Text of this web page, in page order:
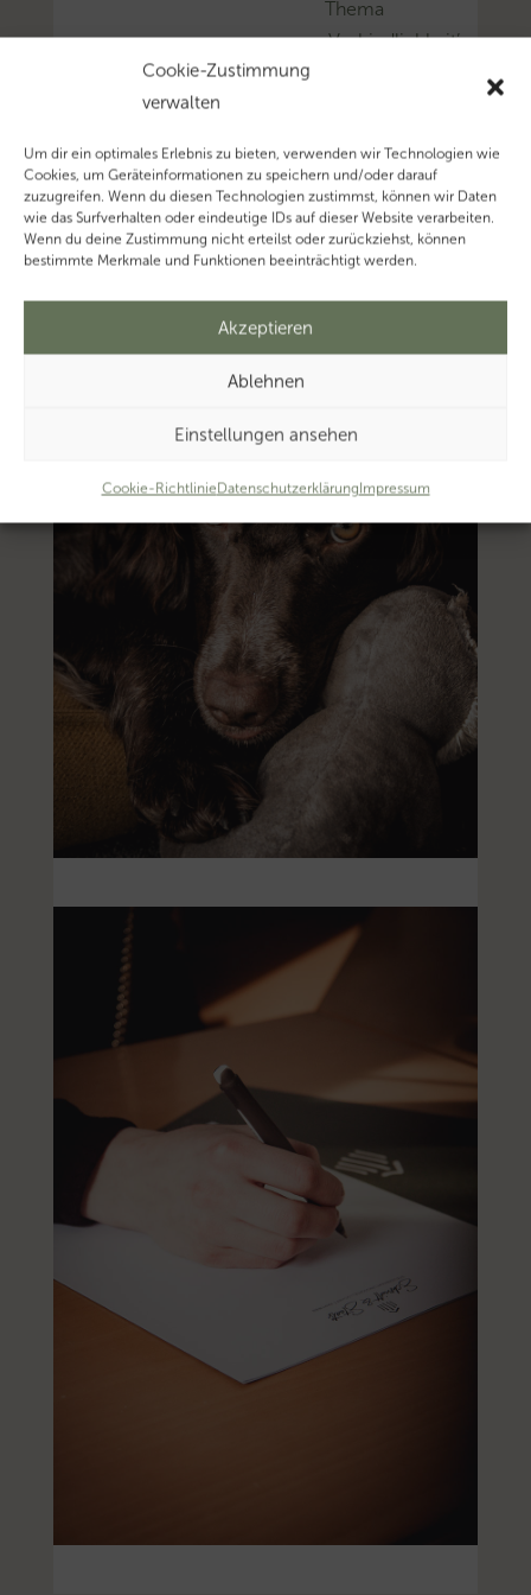
Cookie-Zustimmung
verwalten
Um dir ein optimales Erlebnis zu bieten, verwenden wir Technologien wie
Cookies, um Geräteinformationen zu speichern und/oder darauf
zuzugreifen. Wenn du diesen Technologien zustimmst, können wir Daten
wie das Surfverhalten oder eindeutige IDs auf dieser Website verarbeiten.
Wenn du deine Zustimmung nicht erteilst oder zurückziehst, können
bestimmte Merkmale und Funktionen beeinträchtigt werden.
Akzeptieren
Ablehnen
Einstellungen ansehen
Cookie-RichtlinieDatenschutzerklärungImpressum
Thema
‚Verbindlichkeit’…
‚Altersteilzeit’…